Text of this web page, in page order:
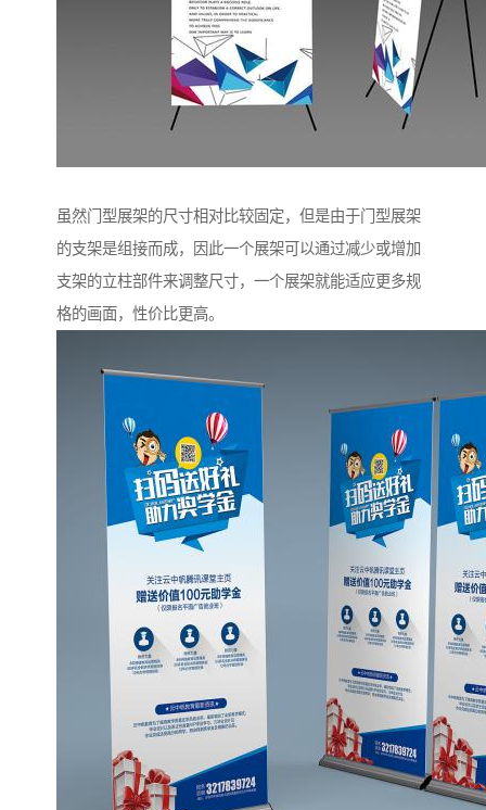
虽然门型展架的尺寸相对比较固定，但是由于门型展架
的支架是组接而成，因此一个展架可以通过减少或增加
支架的立柱部件来调整尺寸，一个展架就能适应更多规
格的画面，性价比更高。